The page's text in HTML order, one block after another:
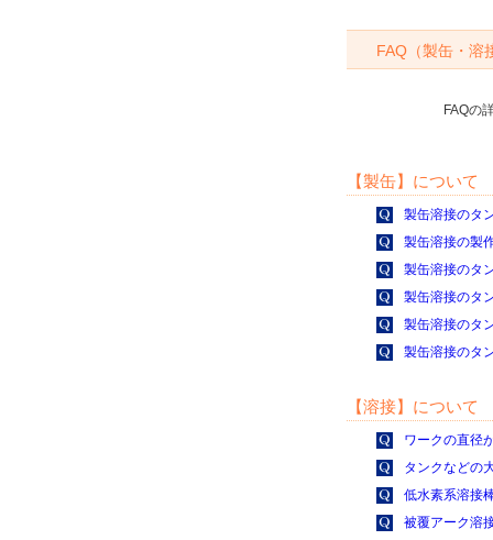
FAQ（製缶・溶
FAQの
【製缶】について
製缶溶接のタ
製缶溶接の製
製缶溶接のタ
製缶溶接のタ
製缶溶接のタ
製缶溶接のタ
【溶接】について
ワークの直径
タンクなどの
低水素系溶接
被覆アーク溶